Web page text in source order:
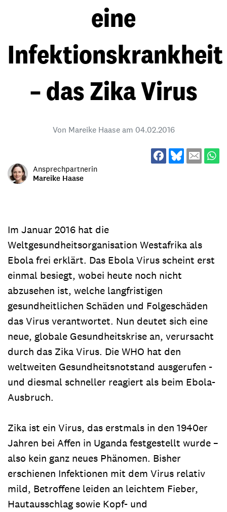
eine
Infektionskrankheit
– das Zika Virus
Von Mareike Haase am 04.02.2016
Ansprechpartnerin
Mareike Haase
Im Januar 2016 hat die
Weltgesundheitsorganisation Westafrika als
Ebola frei erklärt. Das Ebola Virus scheint erst
einmal besiegt, wobei heute noch nicht
abzusehen ist, welche langfristigen
gesundheitlichen Schäden und Folgeschäden
das Virus verantwortet. Nun deutet sich eine
neue, globale Gesundheitskrise an, verursacht
durch das Zika Virus. Die WHO hat den
weltweiten Gesundheitsnotstand ausgerufen -
und diesmal schneller reagiert als beim Ebola-
Ausbruch.
Zika ist ein Virus, das erstmals in den 1940er
Jahren bei Affen in Uganda festgestellt wurde –
also kein ganz neues Phänomen. Bisher
erschienen Infektionen mit dem Virus relativ
mild, Betroffene leiden an leichtem Fieber,
Hautausschlag sowie Kopf- und